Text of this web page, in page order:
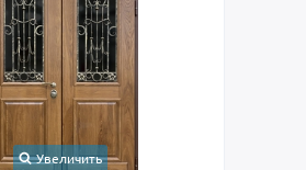
Увеличить